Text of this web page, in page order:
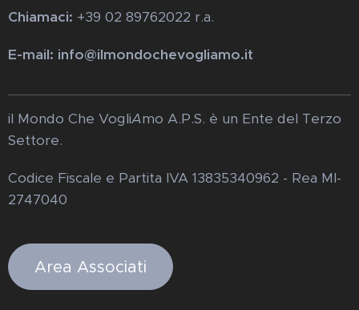
Chiamaci: +39 02 89762022 r.a.
E-mail: info@ilmondochevogliamo.it
il Mondo Che VogliAmo A.P.S. è un Ente del Terzo
Settore.
Codice Fiscale e Partita IVA 13835340962 - Rea MI-
2747040
Area Associati